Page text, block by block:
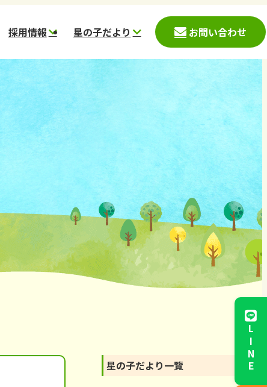
園児募集案内
保育案内(神戸市)
預かり案内(西宮
採用情報
募集要項
愛心会データ
働く環境
一日の流れ
スタッフメッセージ
採用応募フォーム
星の子だより
星の子こども園
星の杜こども園
ほしのさとこども園
スター保育園
コメット保育園
ステラ
ほしぞら
かのこ里山村
鹿の子台児童館
からと児童館
お問い合わせ
星の子だより一覽
LINE